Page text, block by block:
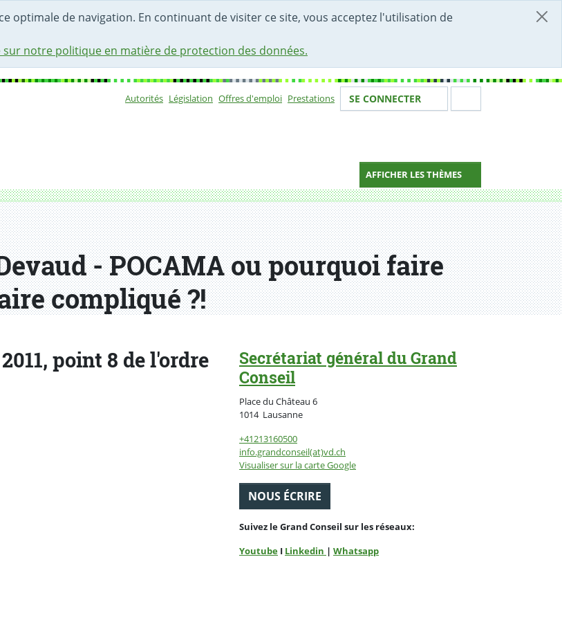
optimale de navigation. En continuant de visiter ce site, vous acceptez l'utilisation de
notre politique en matière de protection des données.
Autorités Législation Offres d'emploi Prestations Votre identité
SE CONNECTER
AFFICHER LES THÈMES
- POCAMA ou pourquoi faire
compliqué ?!
point 8 de l'ordre
Secrétariat général du Grand
Conseil
Place du Château 6
1014 LausanneSuisse
+41213160500
info.grandconseil(at)vd.ch
Visualiser sur la carte Google
NOUS ÉCRIRE
Suivez le Grand Conseil sur les réseaux:
Youtube I Linkedin | Whatsapp